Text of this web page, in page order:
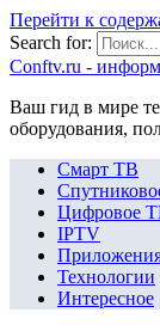
Перейти к
Search for:
Сonftv.ru -
Ваш гид в мире
оборудования,
Смарт ТВ
Цифровое
IPTV
Технологии
Интересное